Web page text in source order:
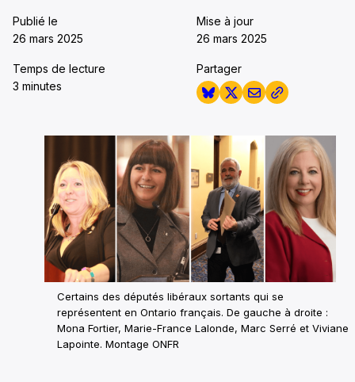
Publié le
26 mars 2025
Mise à jour
26 mars 2025
Temps de lecture
3 minutes
Partager
Certains des députés libéraux sortants qui se
représentent en Ontario français. De gauche à droite :
Mona Fortier, Marie-France Lalonde, Marc Serré et Viviane
Lapointe. Montage ONFR